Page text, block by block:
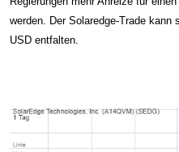
werden. Der Solaredge-Trade
USD entfalten.